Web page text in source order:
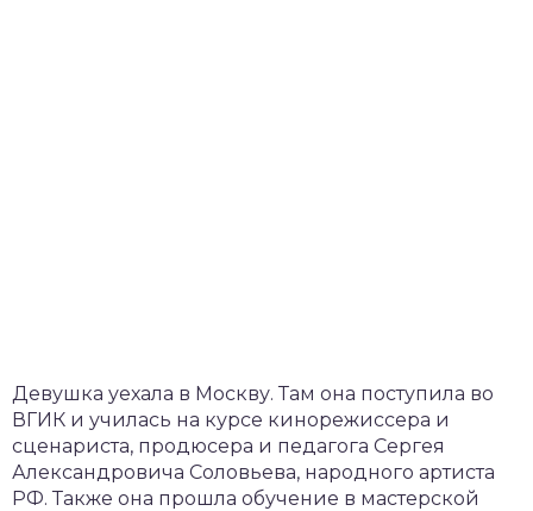
Девушка уехала в Москву. Там она поступила во
ВГИК и училась на курсе кинорежиссера и
сценариста, продюсера и педагога Сергея
Александровича Соловьева, народного артиста
РФ. Также она прошла обучение в мастерской